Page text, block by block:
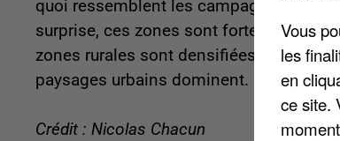
quoi ressemblent les campagnes dans
surprise, ces zones sont fortement
zones rurales sont densifiées et on
paysages urbains dominent.
Crédit : Nicolas Chacun
Vous
les
en
ce site.